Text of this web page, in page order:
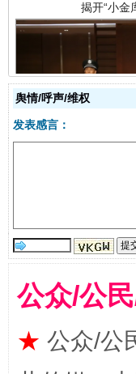
受贿1.44亿
全民健身五年
舆情/呼声/维权
发表感言：
公众/公
★ 公众/公